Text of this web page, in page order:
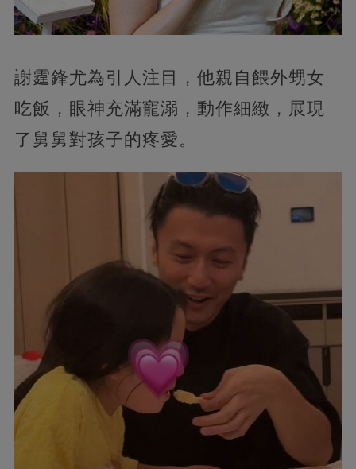
謝霆鋒尤為引人注目，他親自餵外甥女
吃飯，眼神充滿寵溺，動作細緻，展現
了舅舅對孩子的疼愛。